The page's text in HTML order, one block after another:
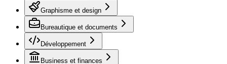
Graphisme et design
Bureautique et documents
Développement
Business et finances